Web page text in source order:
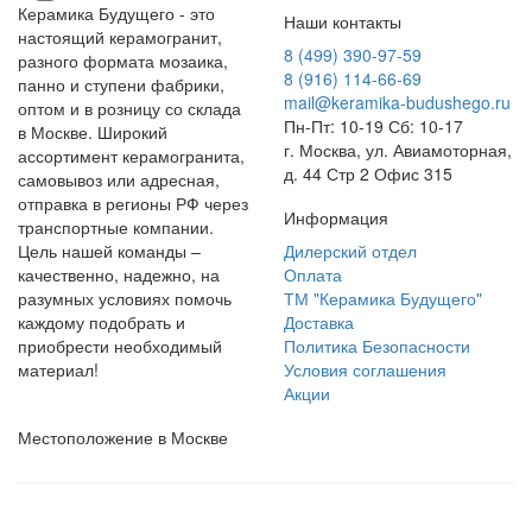
Керамика Будущего - это
настоящий керамогранит,
разного формата мозаика,
панно и ступени фабрики,
оптом и в розницу со склада
в Москве. Широкий
ассортимент керамогранита,
самовывоз или адресная,
отправка в регионы РФ через
транспортные компании.
Цель нашей команды –
качественно, надежно, на
разумных условиях помочь
каждому подобрать и
приобрести необходимый
материал!
Наши контакты
8 (499) 390-97-59
8 (916) 114-66-69
mail@keramika-budushego.ru
Пн-Пт: 10-19 Сб: 10-17
г. Москва, ул. Авиамоторная,
д. 44 Стр 2 Офис 315
Информация
Дилерский отдел
Оплата
ТМ "Керамика Будущего"
Доставка
Политика Безопасности
Условия соглашения
Акции
Местоположение в Москве